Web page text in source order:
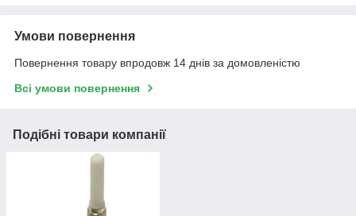
Умови повернення
Повернення товару впродовж 14 днів за домовленістю
Всі умови повернення
Подібні товари компанії